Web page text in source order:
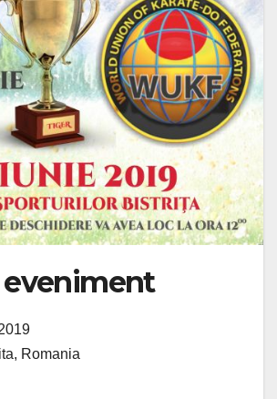
eveniment
Romania